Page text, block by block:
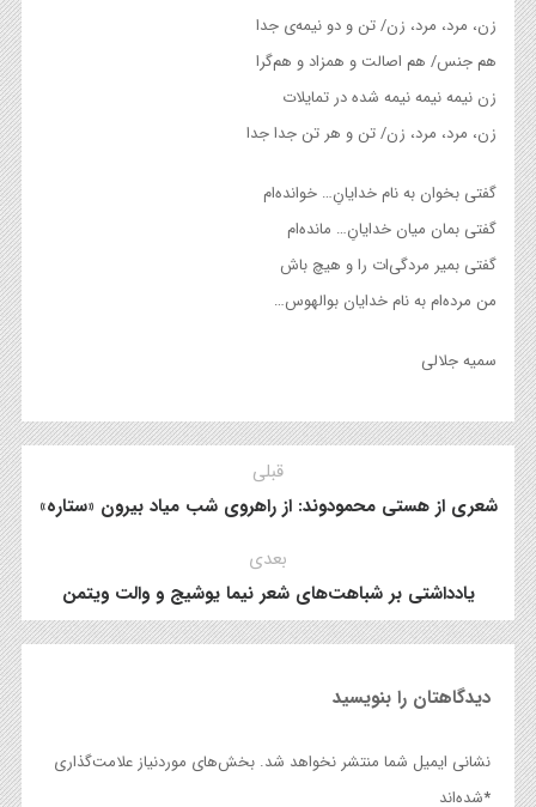
زن، مرد، مرد، زن/ تن و دو نیمه‌ی جدا
هم جنس/ هم اصالت و همزاد و هم‌گرا
زن نیمه نیمه نیمه شده در تمایلات
زن، مرد، مرد، زن/ تن و هر تن جدا جدا
گفتی بخوان به نام خدایانِ… خوانده‌ام
گفتی بمان میان خدایانِ… مانده‌ام
گفتی بمیر مردگی‌ات را و هیچ باش
من مرده‌ام به نام خدایان بوالهوس…
سمیه جلالی
قبلی
شعری از هستی محمودوند: از راهروی شب میاد بیرون «ستاره»
بعدی
یادداشتی بر شباهت‌های شعر نیما یوشیج و والت ویتمن
دیدگاهتان را بنویسید
نشانی ایمیل شما منتشر نخواهد شد. بخش‌های موردنیاز علامت‌گذاری
شده‌اند*